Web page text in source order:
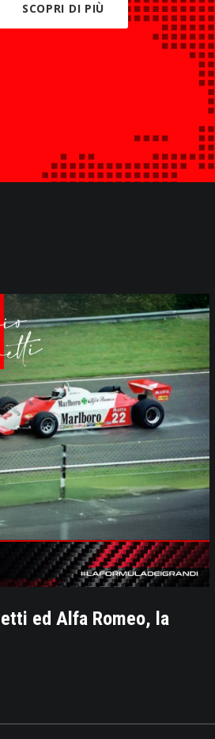
SCOPRI DI PIÙ
ed Alfa Romeo, la